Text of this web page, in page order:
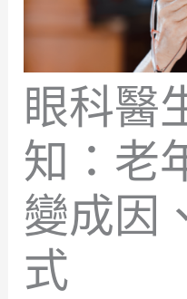
眼科醫
知：老
變成因
式